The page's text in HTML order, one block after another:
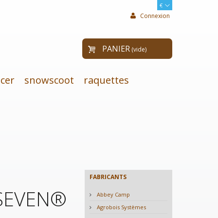
€
Connexion
PANIER (vide)
snowscoot raquettes
FABRICANTS
Abbey Camp
Agrobois Systèmes